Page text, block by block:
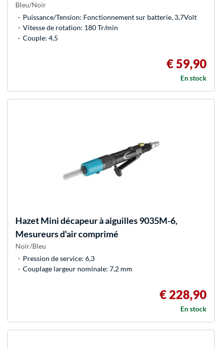
Bleu/Noir
Puissance/Tension: Fonctionnement sur batterie, 3,7Volt
Vitesse de rotation: 180 Tr/min
Couple: 4,5
€ 59,90
En stock
HazetMini décapeur à aiguilles 9035M-6,
Mesureurs d'air comprimé
Noir/Bleu
Pression de service: 6,3
Couplage largeur nominale: 7,2 mm
€ 228,90
En stock